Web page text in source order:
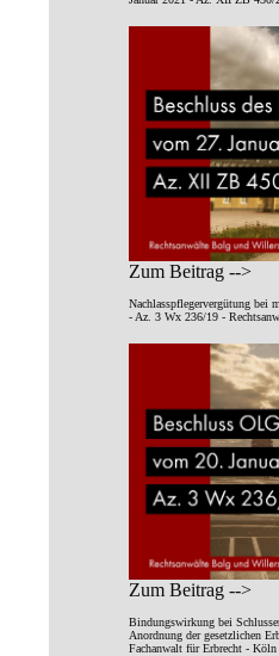
Zum Beitrag -->
Nachlasspflegervergütung bei
- Az. 3 Wx 236/19 -
Zum Beitrag -->
Bindungswirkung bei
Anordnung der gesetzlichen
Fachanwalt für Erbrecht - Köln